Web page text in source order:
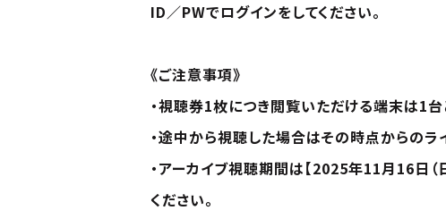
ID／PWでログインをしてください。
《ご注意事項》
・視聴券1枚につき閲覧いただける端末は1台
・途中から視聴した場合はその時点からの
・アーカイブ視聴期間は【2025年11月16日（
ください。